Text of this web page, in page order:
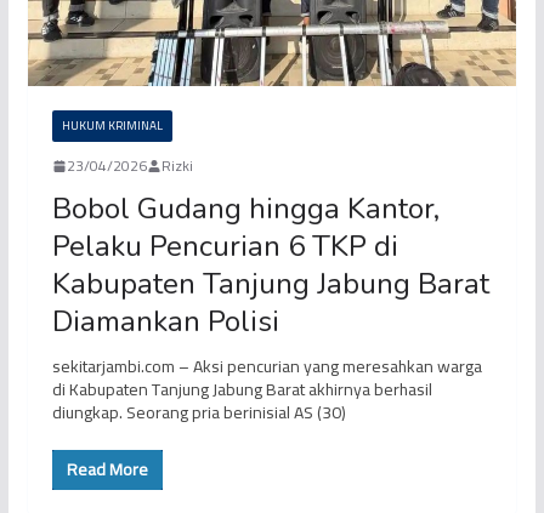
HUKUM KRIMINAL
23/04/2026 Rizki
Bobol Gudang hingga Kantor,
Pelaku Pencurian 6 TKP di
Kabupaten Tanjung Jabung Barat
Diamankan Polisi
sekitarjambi.com – Aksi pencurian yang meresahkan warga
di Kabupaten Tanjung Jabung Barat akhirnya berhasil
diungkap. Seorang pria berinisial AS (30)
Read More